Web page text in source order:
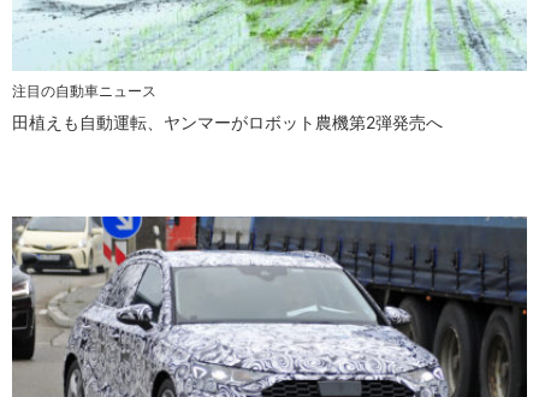
注目の自動車ニュース
田植えも自動運転、ヤンマーがロボット農機第2弾発売へ